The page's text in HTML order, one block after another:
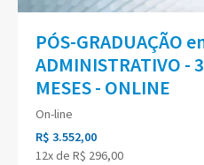
PÓS-GRADUAÇÃO
ADMINISTRATIVO -
MESES - ONLINE
On-line
R$ 3.552,00
12x de R$ 296,00